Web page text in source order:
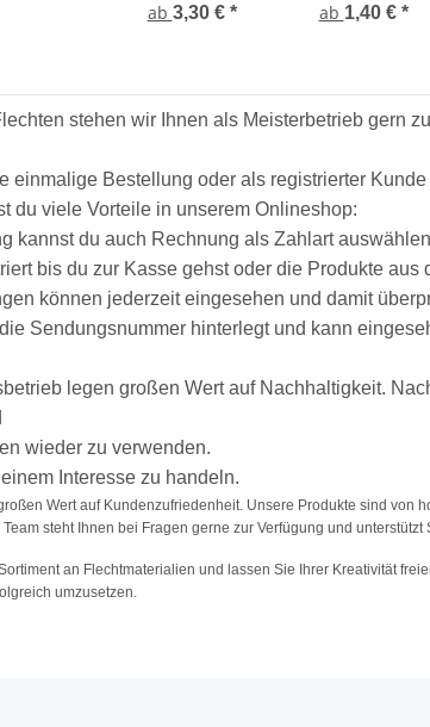
ab 3,30 € *
ab 1,40 € *
stehen wir Ihnen als Meisterbetrieb gern
einmalige Bestellung oder als registrierter
du viele Vorteile in unserem Onlineshop:
kannst du auch Rechnung als Zahlart
bis du zur Kasse gehst oder die Produkte aus
können jederzeit eingesehen und damit
Sendungsnummer hinterlegt und kann
legen großen Wert auf Nachhaltigkeit.
wieder zu verwenden.
Interesse zu handeln.
Wert auf Kundenzufriedenheit. Unsere Produkte sind
steht Ihnen bei Fragen gerne zur Verfügung und
an Flechtmaterialien und lassen Sie Ihrer Kreativität
umzusetzen.